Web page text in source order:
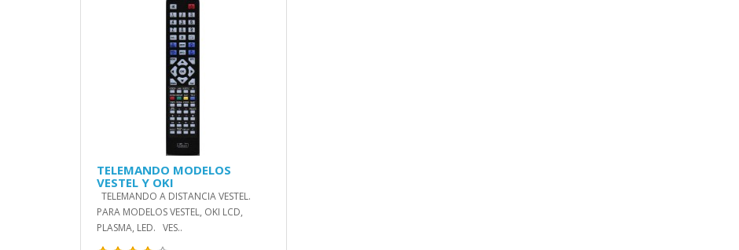
TELEMANDO MODELOS
VESTEL Y OKI
TELEMANDO A DISTANCIA VESTEL.
PARA MODELOS VESTEL, OKI LCD,
PLASMA, LED. VES..